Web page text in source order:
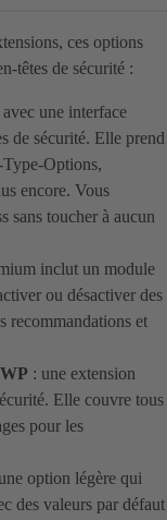
ces options
têtes de sécurité :
une interface
de sécurité. Elle prend
Options,
encore. Vous
sans toucher à aucun
inclut un module
ou désactiver des
recommandations et
: une extension
Elle couvre tous
pour les
option légère qui
des valeurs par défaut